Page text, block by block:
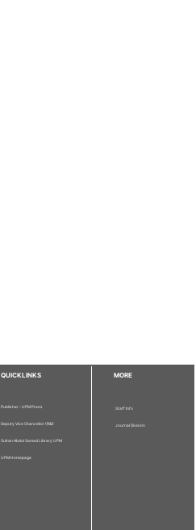
QUICKLINKS
Publisher - UPM Press
Deputy Vice Chancellor (R&I)
Sultan Abdul Samad Library UPM
UPM Homepage
MORE
Staff Info
Journal Division